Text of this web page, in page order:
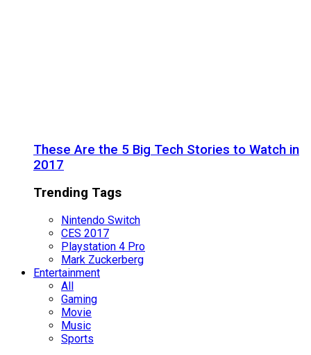
These Are the 5 Big Tech Stories to Watch in
2017
Trending Tags
Nintendo Switch
CES 2017
Playstation 4 Pro
Mark Zuckerberg
Entertainment
All
Gaming
Movie
Music
Sports